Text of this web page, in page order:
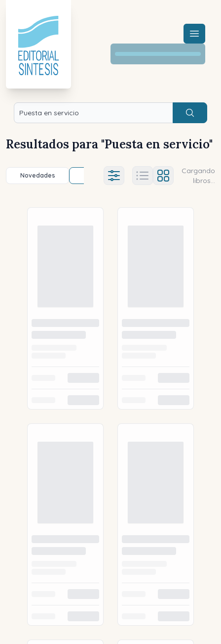
Menú
Buscar
Resultados para "Puesta en servicio"
Novedades Título (a-z) Título (z-a)
Ajustes abierto
Cargando
libros...